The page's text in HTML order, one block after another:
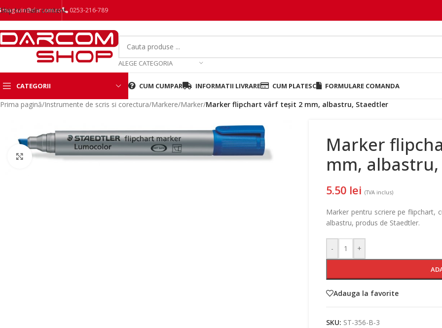
Skip to main content
magazin@darcom.ro 0253-216-789
ALEGE CATEGORIA
CATEGORII CUM CUMPAR INFORMATII LIVRARE CUM PLATESC FORMULARE COMANDA
Prima pagină/Instrumente de scris si corectura/Markere/Marker/Marker flipchart vârf teșit 2 mm, albastru, Staedtler
Mareste
Marker
mm,
5.50 lei (TVA inclus)
Marker pentru scriere pe flipchart,
albastru, produs de Staedtler.
- +
Adauga la favorite
SKU: ST-356-B-3